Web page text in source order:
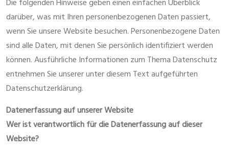
Die folgenden Hinweise geben einen einfachen Überblick
darüber, was mit Ihren personenbezogenen Daten passiert,
wenn Sie unsere Website besuchen. Personenbezogene Daten
sind alle Daten, mit denen Sie persönlich identifiziert werden
können. Ausführliche Informationen zum Thema Datenschutz
entnehmen Sie unserer unter diesem Text aufgeführten
Datenschutzerklärung.
Datenerfassung auf unserer Website
Wer ist verantwortlich für die Datenerfassung auf dieser
Website?